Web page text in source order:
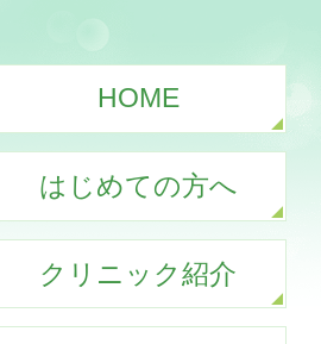
HOME
はじめての方へ
クリニック紹介